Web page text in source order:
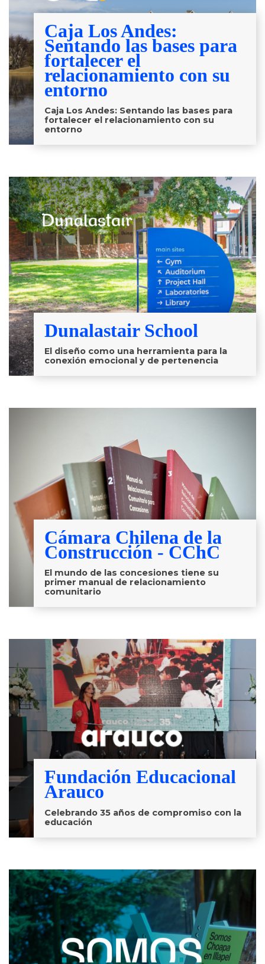
Caja Los Andes:
Sentando las bases para
fortalecer el
relacionamiento con su
entorno
Caja Los Andes: Sentando las bases para
fortalecer el relacionamiento con su
entorno
Dunalastair School
El diseño como una herramienta para la
conexión emocional y de pertenencia
Cámara Chilena de la
Construcción - CChC
El mundo de las concesiones tiene su
primer manual de relacionamiento
comunitario
Fundación Educacional
Arauco
Celebrando 35 años de compromiso con la
educación